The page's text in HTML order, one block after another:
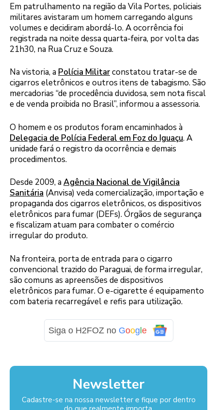
Em patrulhamento na região da Vila Portes, policiais
militares avistaram um homem carregando alguns
volumes e decidiram abordá-lo. A ocorrência foi
registrada na noite dessa quarta-feira, por volta das
21h30, na Rua Cruz e Souza.
Na vistoria, a Polícia Militarconstatou tratar-se de
cigarros eletrônicos e outros itens de tabagismo. São
mercadorias “de procedência duvidosa, sem nota fiscal
e de venda proibida no Brasil”, informou a assessoria.
O homem e os produtos foram encaminhados à
Delegacia de Polícia Federal em Foz do Iguaçu. A
unidade fará o registro da ocorrência e demais
procedimentos.
Desde 2009, aAgência Nacional de Vigilância
Sanitária (Anvisa) veda comercialização, importação e
propaganda dos cigarros eletrônicos, os dispositivos
eletrônicos para fumar (DEFs). Órgãos de segurança
e fiscalizam atuam para combater o comércio
irregular do produto.
Na fronteira, porta de entrada para o cigarro
convencional trazido do Paraguai, de forma irregular,
são comuns as apreensões de dispositivos
eletrônicos para fumar. O e-cigarette é equipamento
com bateria recarregável e refis para utilização.
Siga o H2FOZ no Goog e
Newsletter
Cadastre-se na nossa newsletter e fique por dentro